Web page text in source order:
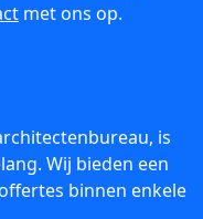
met ons op.
is
Wij bieden een
binnen enkele